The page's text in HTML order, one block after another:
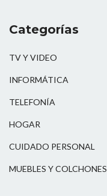
Categorías
TV Y VIDEO
INFORMÁTICA
TELEFONÍA
HOGAR
CUIDADO PERSONAL
MUEBLES Y COLCHONES